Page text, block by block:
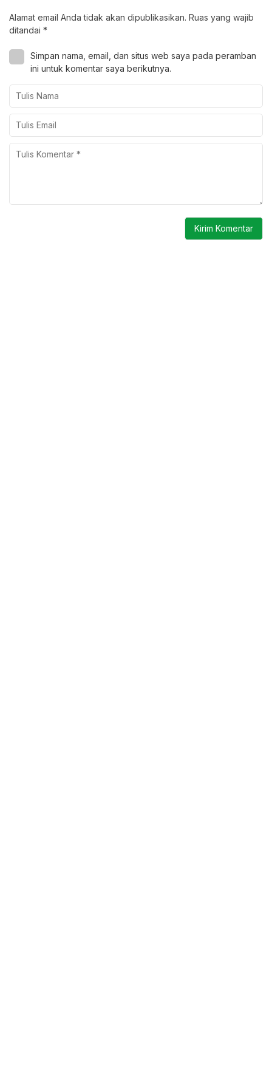
Alamat email Anda tidak akan dipublikasikan. Ruas yang wajib
ditandai *
Simpan nama, email, dan situs web saya pada peramban
ini untuk komentar saya berikutnya.